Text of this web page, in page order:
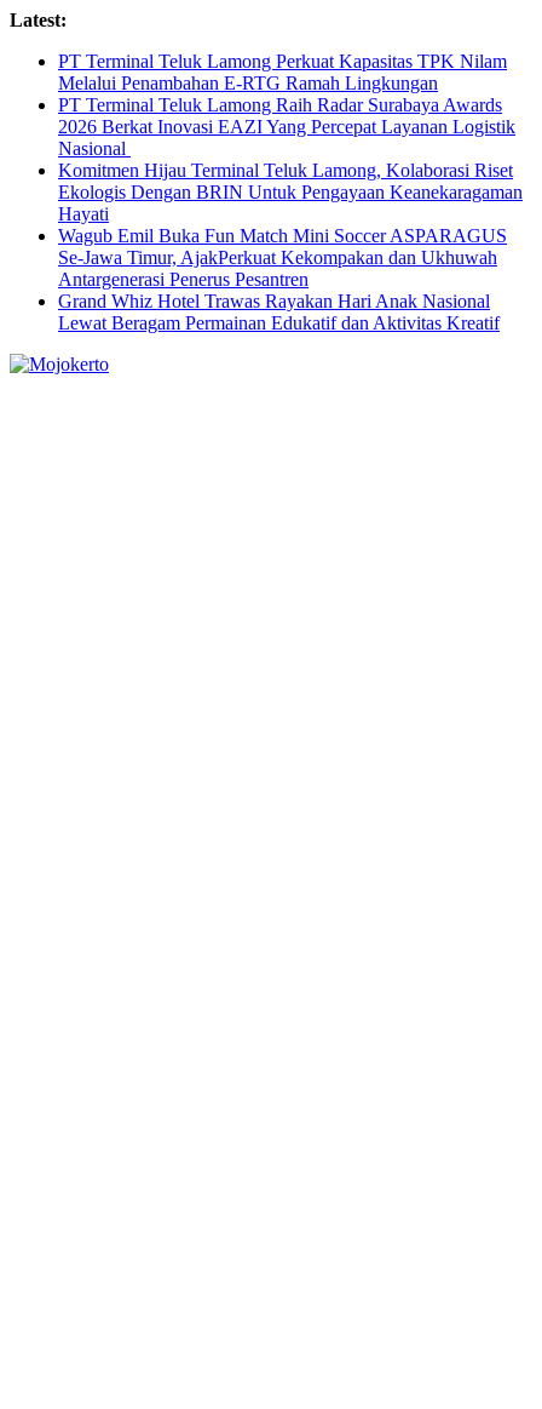
Skip
content
Latest:
PT Terminal Teluk Lamong Perkuat Kapasitas TPK Nilam
Melalui Penambahan E-RTG Ramah Lingkungan
PT Terminal Teluk Lamong Raih Radar Surabaya Awards
2026 Berkat Inovasi EAZI Yang Percepat Layanan Logistik
Nasional
Komitmen Hijau Terminal Teluk Lamong, Kolaborasi Riset
Ekologis Dengan BRIN Untuk Pengayaan Keanekaragaman
Hayati
Wagub Emil Buka Fun Match Mini Soccer ASPARAGUS
Se-Jawa Timur, AjakPerkuat Kekompakan dan Ukhuwah
Antargenerasi Penerus Pesantren
Grand Whiz Hotel Trawas Rayakan Hari Anak Nasional
Lewat Beragam Permainan Edukatif dan Aktivitas Kreatif